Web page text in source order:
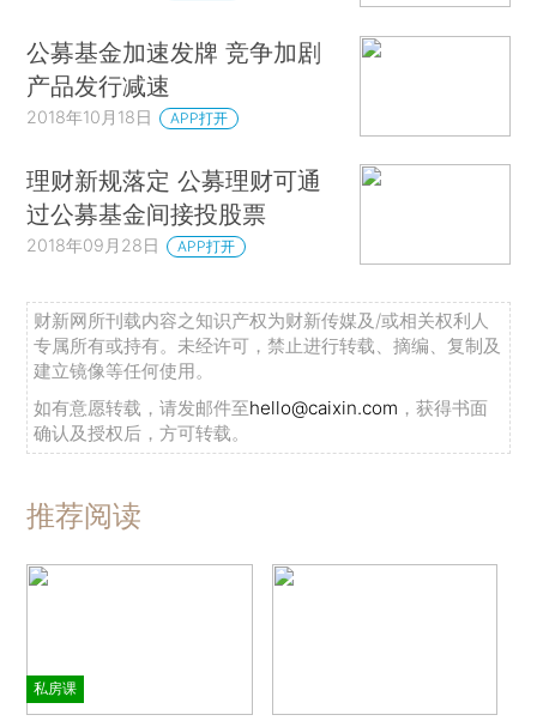
公募基金加速发牌 竞争加剧
产品发行减速
2018年10月18日 APP打开
理财新规落定 公募理财可通
过公募基金间接投股票
2018年09月28日 APP打开
财新网所刊载内容之知识产权为财新传媒及/或相关权利人
专属所有或持有。未经许可，禁止进行转载、摘编、复制及
建立镜像等任何使用。
如有意愿转载，请发邮件至hello@caixin.com ，获得书面
确认及授权后，方可转载。
推荐阅读
私房课